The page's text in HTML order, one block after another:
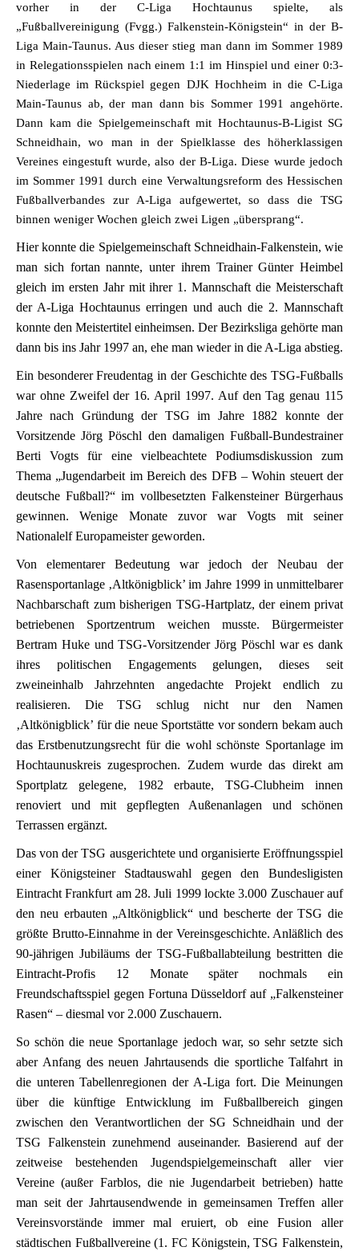
vorher in der C-Liga Hochtaunus spielte, als
„Fußballvereinigung (Fvgg.) Falkenstein-Königstein“ in der B-
Liga Main-Taunus. Aus dieser stieg man dann im Sommer 1989
in Relegationsspielen nach einem 1:1 im Hinspiel und einer 0:3-
Niederlage im Rückspiel gegen DJK Hochheim in die C-Liga
Main-Taunus ab, der man dann bis Sommer 1991 angehörte.
Dann kam die Spielgemeinschaft mit Hochtaunus-B-Ligist SG
Schneidhain, wo man in der Spielklasse des höherklassigen
Vereines eingestuft wurde, also der B-Liga. Diese wurde jedoch
im Sommer 1991 durch eine Verwaltungsreform des Hessischen
Fußballverbandes zur A-Liga aufgewertet, so dass die TSG
binnen weniger Wochen gleich zwei Ligen „übersprang“.
Hier konnte die Spielgemeinschaft Schneidhain-Falkenstein, wie
man sich fortan nannte, unter ihrem Trainer Günter Heimbel
gleich im ersten Jahr mit ihrer 1. Mannschaft die Meisterschaft
der A-Liga Hochtaunus erringen und auch die 2. Mannschaft
konnte den Meistertitel einheimsen. Der Bezirksliga gehörte man
dann bis ins Jahr 1997 an, ehe man wieder in die A-Liga abstieg.
Ein besonderer Freudentag in der Geschichte des TSG-Fußballs
war ohne Zweifel der 16. April 1997. Auf den Tag genau 115
Jahre nach Gründung der TSG im Jahre 1882 konnte der
Vorsitzende Jörg Pöschl den damaligen Fußball-Bundestrainer
Berti Vogts für eine vielbeachtete Podiumsdiskussion zum
Thema „Jugendarbeit im Bereich des DFB – Wohin steuert der
deutsche Fußball?“ im vollbesetzten Falkensteiner Bürgerhaus
gewinnen. Wenige Monate zuvor war Vogts mit seiner
Nationalelf Europameister geworden.
Von elementarer Bedeutung war jedoch der Neubau der
Rasensportanlage ‚Altkönigblick’ im Jahre 1999 in unmittelbarer
Nachbarschaft zum bisherigen TSG-Hartplatz, der einem privat
betriebenen Sportzentrum weichen musste. Bürgermeister
Bertram Huke und TSG-Vorsitzender Jörg Pöschl war es dank
ihres politischen Engagements gelungen, dieses seit
zweineinhalb Jahrzehnten angedachte Projekt endlich zu
realisieren. Die TSG schlug nicht nur den Namen
‚Altkönigblick’ für die neue Sportstätte vor sondern bekam auch
das Erstbenutzungsrecht für die wohl schönste Sportanlage im
Hochtaunuskreis zugesprochen. Zudem wurde das direkt am
Sportplatz gelegene, 1982 erbaute, TSG-Clubheim innen
renoviert und mit gepflegten Außenanlagen und schönen
Terrassen ergänzt.
Das von der TSG ausgerichtete und organisierte Eröffnungsspiel
einer Königsteiner Stadtauswahl gegen den Bundesligisten
Eintracht Frankfurt am 28. Juli 1999 lockte 3.000 Zuschauer auf
den neu erbauten „Altkönigblick“ und bescherte der TSG die
größte Brutto-Einnahme in der Vereinsgeschichte. Anläßlich des
90-jährigen Jubiläums der TSG-Fußballabteilung bestritten die
Eintracht-Profis 12 Monate später nochmals ein
Freundschaftsspiel gegen Fortuna Düsseldorf auf „Falkensteiner
Rasen“ – diesmal vor 2.000 Zuschauern.
So schön die neue Sportanlage jedoch war, so sehr setzte sich
aber Anfang des neuen Jahrtausends die sportliche Talfahrt in
die unteren Tabellenregionen der A-Liga fort. Die Meinungen
über die künftige Entwicklung im Fußballbereich gingen
zwischen den Verantwortlichen der SG Schneidhain und der
TSG Falkenstein zunehmend auseinander. Basierend auf der
zeitweise bestehenden Jugendspielgemeinschaft aller vier
Vereine (außer Farblos, die nie Jugendarbeit betrieben) hatte
man seit der Jahrtausendwende in gemeinsamen Treffen aller
Vereinsvorstände immer mal eruiert, ob eine Fusion aller
städtischen Fußballvereine (1. FC Königstein, TSG Falkenstein,